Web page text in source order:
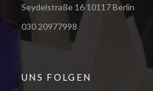
Seydelstraße 16 10117 Berlin
030 20977998
UNS FOLGEN